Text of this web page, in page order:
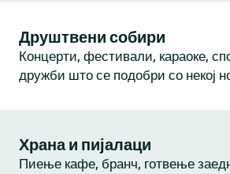
Друштвени собири
Концерти, фестивали, караоке,
дружби што се подобри со некој
Храна и пијалаци
Пиење кафе, бранч, готвење